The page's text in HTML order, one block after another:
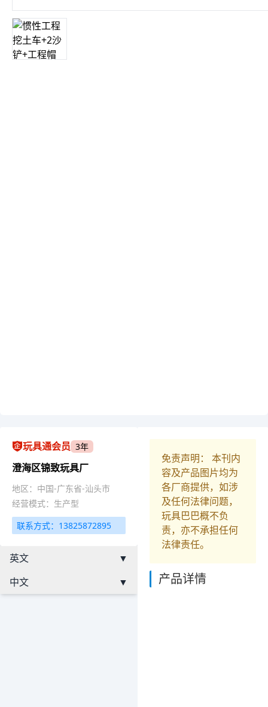
玩具通会员 3年
澄海区锦致玩具厂
地区：中国-广东省-汕头市
经营模式：生产型
联系方式：13825872895
英文
▼
中文
▼
免责声明： 本刊内
容及产品图片均为
各厂商提供，如涉
及任何法律问题，
玩具巴巴概不负
责，亦不承担任何
法律责任。
产品详情